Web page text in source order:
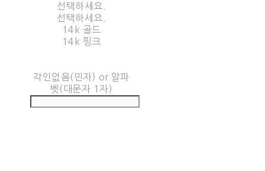
선택하세요.
선택하세요.
14k 골드
14k 핑크
각인없음(민자) or 알파
벳(대문자 1자)